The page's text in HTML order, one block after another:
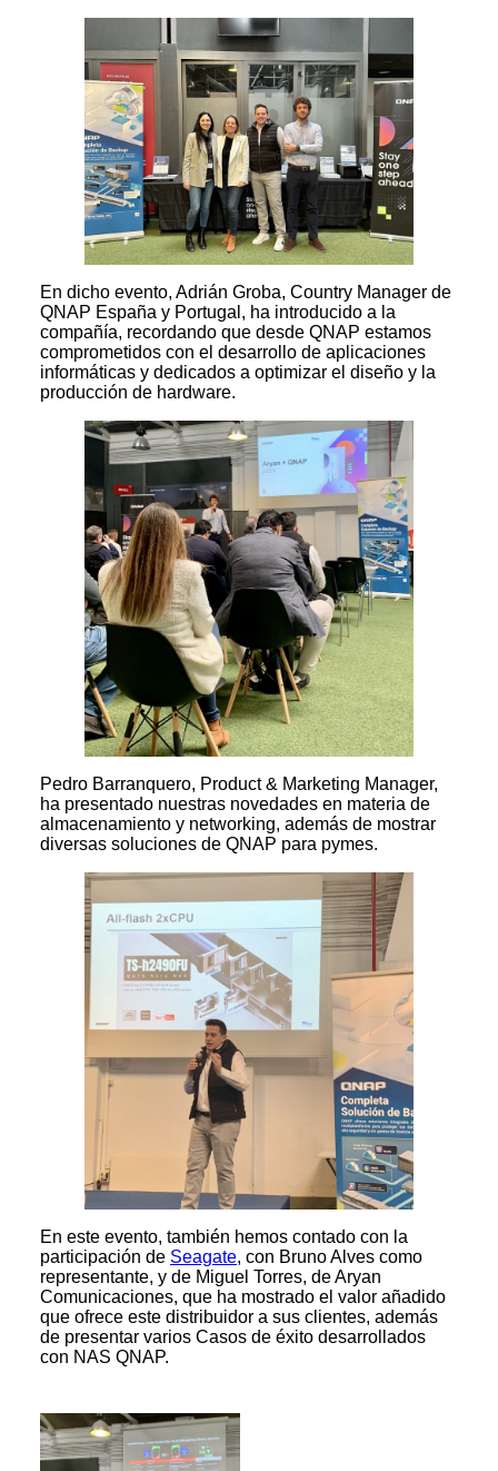
En dicho evento, Adrián Groba, Country Manager de
QNAP España y Portugal, ha introducido a la
compañía, recordando que desde QNAP estamos
comprometidos con el desarrollo de aplicaciones
informáticas y dedicados a optimizar el diseño y la
producción de hardware.
Pedro Barranquero, Product & Marketing Manager,
ha presentado nuestras novedades en materia de
almacenamiento y networking, además de mostrar
diversas soluciones de QNAP para pymes.
En este evento, también hemos contado con la
participación de Seagate, con Bruno Alves como
representante, y de Miguel Torres, de Aryan
Comunicaciones, que ha mostrado el valor añadido
que ofrece este distribuidor a sus clientes, además
de presentar varios Casos de éxito desarrollados
con NAS QNAP.